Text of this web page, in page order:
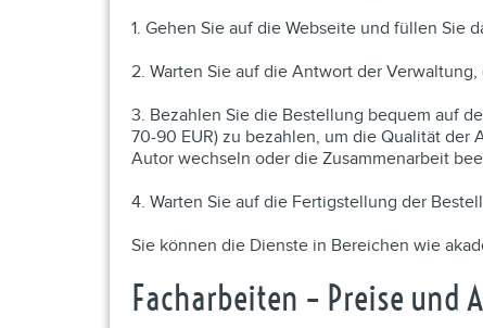
1. Gehen Sie auf die Webseite und füllen Sie
2. Warten Sie auf die Antwort der
3. Bezahlen Sie die Bestellung bequem auf
70-90 EUR) zu bezahlen, um die Qualität
Autor wechseln oder die Zusammenarbeit
4. Warten Sie auf die Fertigstellung der
Sie können die Dienste in Bereichen wie
Facharbeiten – Preise und